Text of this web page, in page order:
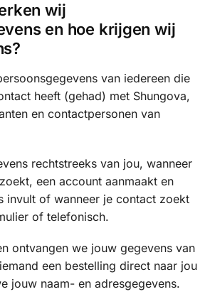
wij
en hoe krijgen wij
van iedereen die
heeft (gehad) met Shungova,
en contactpersonen van
rechtstreeks van jou, wanneer
een account aanmaakt en
invult of wanneer je contact zoekt
of telefonisch.
ontvangen we jouw gegevens van
een bestelling direct naar jou
jouw naam- en adresgegevens.